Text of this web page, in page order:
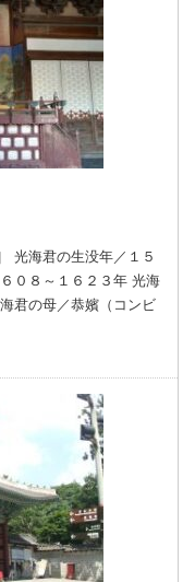
光海君の生没年／１５
０８～１６２３年 光海
君の母／恭嬪（コンビ